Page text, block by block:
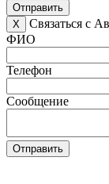
Отправить
X
Связаться с
ФИО
Телефон
Сообщение
Отправить